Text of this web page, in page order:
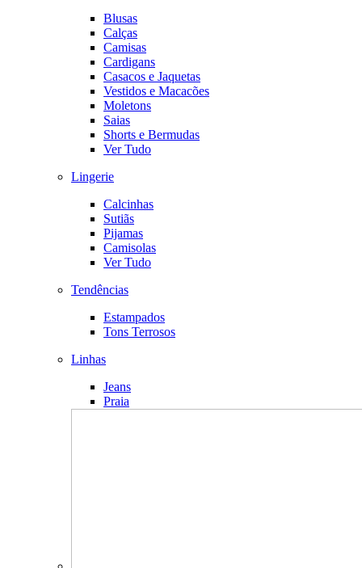
Blusas
Calças
Camisas
Cardigans
Casacos e Jaquetas
Vestidos e Macacões
Moletons
Saias
Shorts e Bermudas
Ver Tudo
Lingerie
Calcinhas
Sutiãs
Pijamas
Camisolas
Ver Tudo
Tendências
Estampados
Tons Terrosos
Linhas
Jeans
Praia